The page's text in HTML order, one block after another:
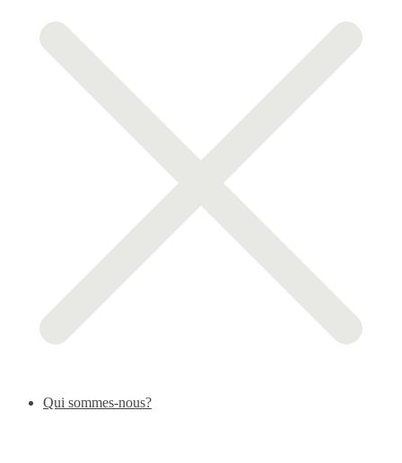
Qui sommes-nous?